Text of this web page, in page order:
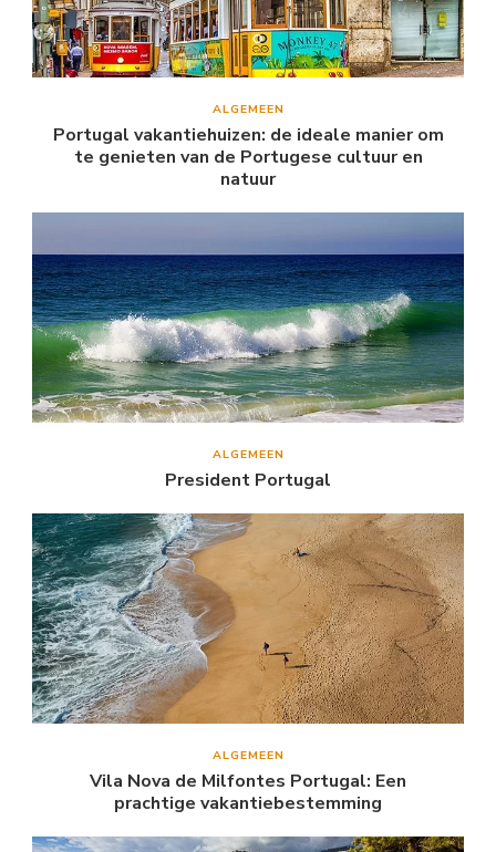
ALGEMEEN
Portugal vakantiehuizen: de ideale manier om
te genieten van de Portugese cultuur en
natuur
ALGEMEEN
President Portugal
ALGEMEEN
Vila Nova de Milfontes Portugal: Een
prachtige vakantiebestemming